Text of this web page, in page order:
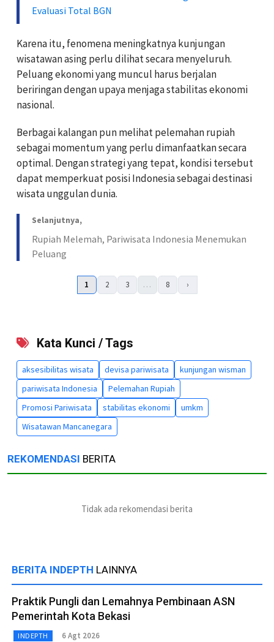
Evaluasi Total BGN
Karena itu, fenomena meningkatnya kunjungan
wisatawan asing perlu dilihat secara menyeluruh.
Peluang ekonomi yang muncul harus berjalan
beriringan dengan upaya menjaga stabilitas ekonomi
nasional.
Berbagai kalangan pun melihat pelemahan rupiah
sebagai momentum yang perlu dimanfaatkan secara
optimal. Dengan strategi yang tepat, kondisi tersebut
dapat memperkuat posisi Indonesia sebagai destinasi
wisata unggulan dunia.
Selanjutnya,
Rupiah Melemah, Pariwisata Indonesia Menemukan
Peluang
1 2 3 … 8 ›
Kata Kunci / Tags
aksesibilitas wisata devisa pariwisata
kunjungan wisman
pariwisata Indonesia
Pelemahan Rupiah
Promosi Pariwisata
stabilitas ekonomi
umkm
Wisatawan Mancanegara
REKOMENDASI BERITA
Tidak ada rekomendasi berita
BERITA INDEPTH LAINNYA
Praktik Pungli dan Lemahnya Pembinaan ASN
Pemerintah Kota Bekasi
INDEPTH 6 Agt 2026